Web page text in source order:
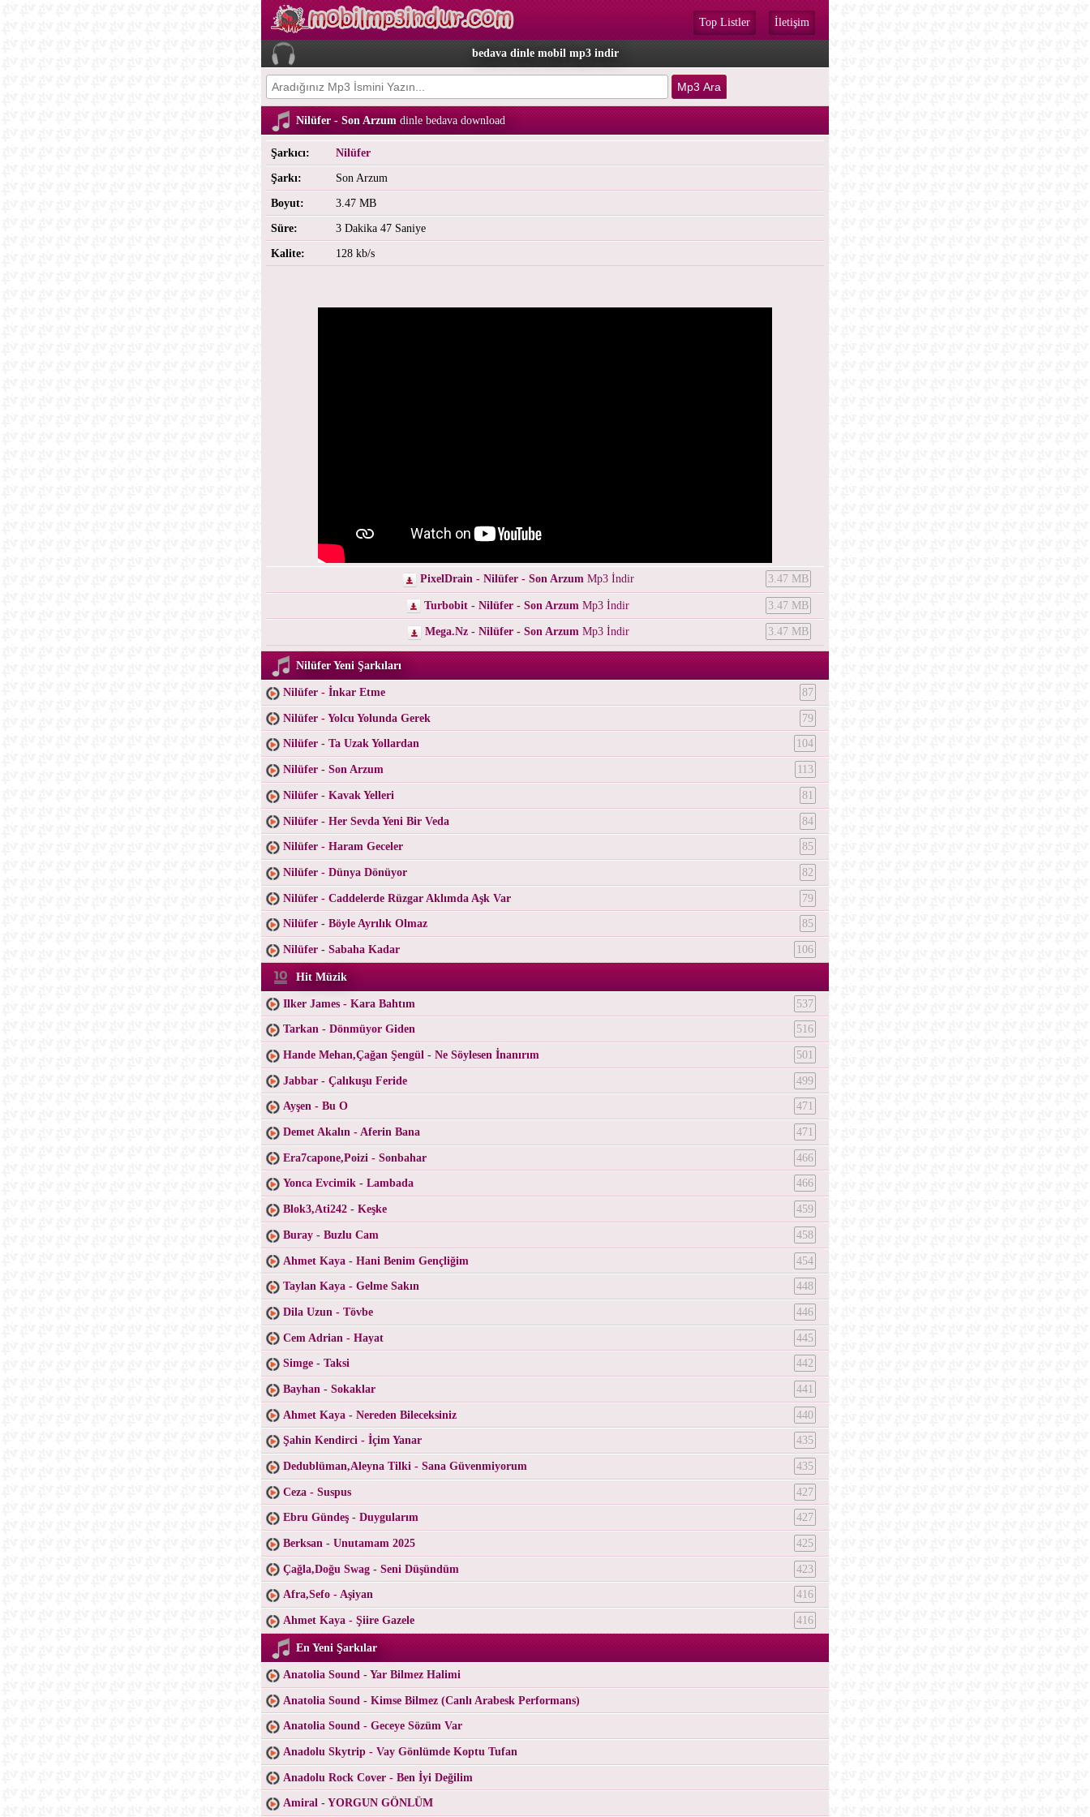
İletişim
Top Listler
bedava dinle mobil mp3 indir
Nilüfer - Son Arzumdinle bedava download
Şarkıcı:
Nilüfer
Şarkı:
Son Arzum
Boyut:
3.47 MB
Süre:
3 Dakika 47 Saniye
Kalite:
128 kb/s
PixelDrain - Nilüfer - Son Arzum Mp3 İndir 3.47 MB
Turbobit - Nilüfer - Son Arzum Mp3 İndir 3.47 MB
Mega.Nz - Nilüfer - Son ArzumMp3 İndir 3.47 MB
Nilüfer Yeni Şarkıları
Nilüfer - İnkar Etme
87
Nilüfer - Yolcu Yolunda Gerek
79
Nilüfer - Ta Uzak Yollardan
104
Nilüfer - Son Arzum
113
Nilüfer - Kavak Yelleri
81
Nilüfer - Her Sevda Yeni Bir Veda
84
Nilüfer - Haram Geceler
85
Nilüfer - Dünya Dönüyor
82
Nilüfer - Caddelerde Rüzgar Aklımda Aşk Var
79
Nilüfer - Böyle Ayrılık Olmaz
85
Nilüfer - Sabaha Kadar
106
Hit Müzik
Ilker James - Kara Bahtım
537
Tarkan - Dönmüyor Giden
516
Hande Mehan,Çağan Şengül - Ne Söylesen İnanırım
501
Jabbar - Çalıkuşu Feride
499
Ayşen - Bu O
471
Demet Akalın - Aferin Bana
471
Era7capone,Poizi - Sonbahar
466
Yonca Evcimik - Lambada
466
Blok3,Ati242 - Keşke
459
Buray - Buzlu Cam
458
Ahmet Kaya - Hani Benim Gençliğim
454
Taylan Kaya - Gelme Sakın
448
Dila Uzun - Tövbe
446
Cem Adrian - Hayat
445
Simge - Taksi
442
Bayhan - Sokaklar
441
Ahmet Kaya - Nereden Bileceksiniz
440
Şahin Kendirci - İçim Yanar
435
Dedublüman,Aleyna Tilki - Sana Güvenmiyorum
435
Ceza - Suspus
427
Ebru Gündeş - Duygularım
427
Berksan - Unutamam 2025
425
Çağla,Doğu Swag - Seni Düşündüm
423
Afra,Sefo - Aşiyan
416
Ahmet Kaya - Şiire Gazele
416
En Yeni Şarkılar
Anatolia Sound - Yar Bilmez Halimi
Anatolia Sound - Kimse Bilmez (Canlı Arabesk Performans)
Anatolia Sound - Geceye Sözüm Var
Anadolu Skytrip - Vay Gönlümde Koptu Tufan
Anadolu Rock Cover - Ben İyi Değilim
Amiral - YORGUN GÖNLÜM